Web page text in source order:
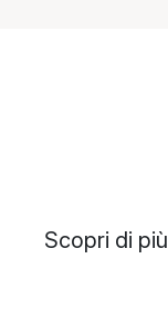
Scopri di più